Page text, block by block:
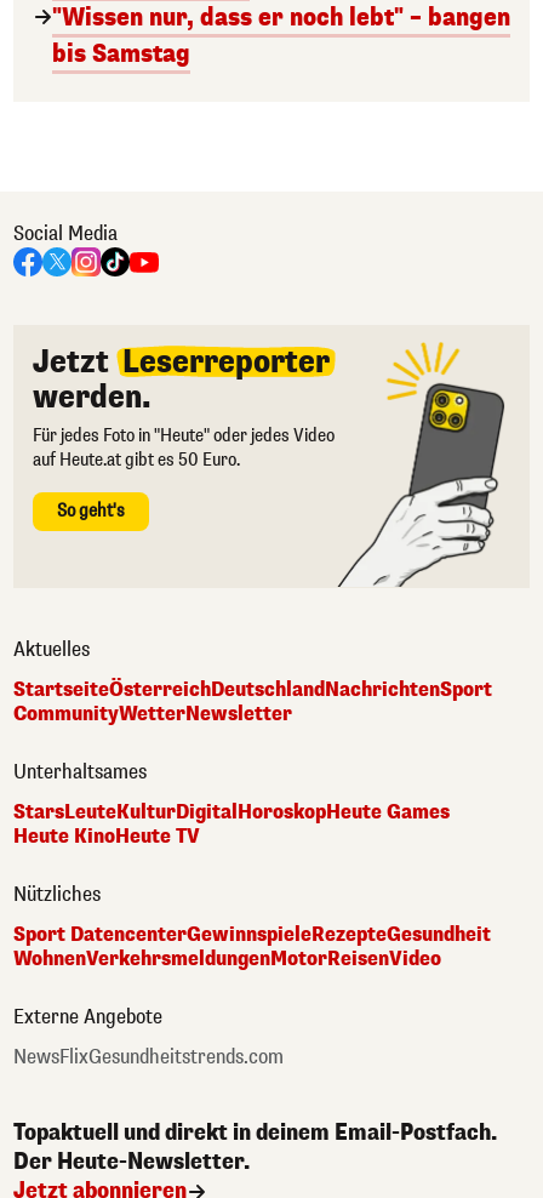
"Wissen nur, dass er noch lebt" – bangen
bis Samstag
Social Media
Jetzt Leserreporter
werden.
Für jedes Foto in "Heute" oder jedes Video
auf Heute.at gibt es 50 Euro.
So geht's
Aktuelles
StartseiteÖsterreichDeutschlandNachrichtenSport
CommunityWetterNewsletter
Unterhaltsames
StarsLeuteKulturDigital HoroskopHeute Games
Heute KinoHeute TV
Nützliches
Sport DatencenterGewinnspieleRezepteGesundheit
WohnenVerkehrsmeldungenMotorReisenVideo
Externe Angebote
NewsFlixGesundheitstrends.com
Topaktuell und direkt in deinem Email-Postfach.
Der Heute-Newsletter.
Jetzt abonnieren